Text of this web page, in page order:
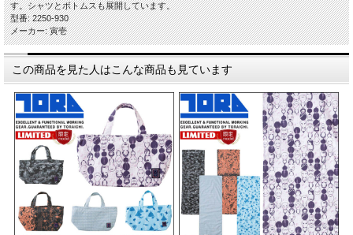
す。シャツとボトムスも展開しています。
型番: 2250-930
メーカー: 寅壱
この商品を見た人はこんな商品も見ています